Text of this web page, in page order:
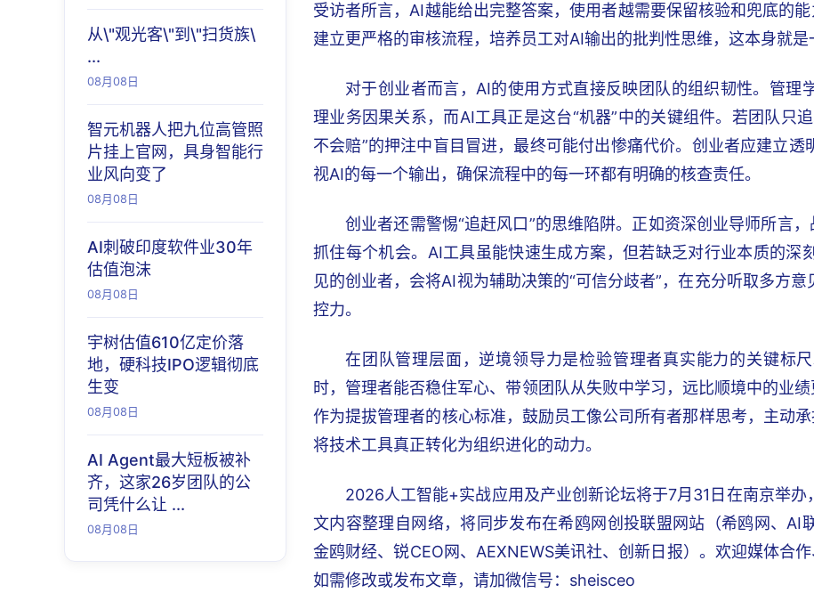
从\"观光客\"到\"扫货族\
...
08月08日
智元机器人把九位高管照
片挂上官网，具身智能行
业风向变了
08月08日
AI刺破印度软件业30年
估值泡沫
08月08日
宇树估值610亿定价落
地，硬科技IPO逻辑彻底
生变
08月08日
AI Agent最大短板被补
齐，这家26岁团队的公
司凭什么让 ...
08月08日
受访者所言，AI越能给出完整答案，使用者越需要保留核验和兜底的
建立更严格的审核流程，培养员工对AI输出的批判性思维，这本身就是
对于创业者而言，AI的使用方式直接反映团队的组织韧性。管理
理业务因果关系，而AI工具正是这台“机器”中的关键组件。若团队只
不会赔”的押注中盲目冒进，最终可能付出惨痛代价。创业者应建立
视AI的每一个输出，确保流程中的每一环都有明确的核查责任。
创业者还需警惕“追赶风口”的思维陷阱。正如资深创业导师所言
抓住每个机会。AI工具虽能快速生成方案，但若缺乏对行业本质的深
见的创业者，会将AI视为辅助决策的“可信分歧者”，在充分听取多方
控力。
在团队管理层面，逆境领导力是检验管理者真实能力的关键标
时，管理者能否稳住军心、带领团队从失败中学习，远比顺境中的业
作为提拔管理者的核心标准，鼓励员工像公司所有者那样思考，主动承
将技术工具真正转化为组织进化的动力。
2026人工智能+实战应用及产业创新论坛将于7月31日在南京举
文内容整理自网络，将同步发布在希鸥网创投联盟网站（希鸥网、AI
金鸥财经、锐CEO网、AEXNEWS美讯社、创新日报）。欢迎媒体合
如需修改或发布文章，请加微信号：sheisceo